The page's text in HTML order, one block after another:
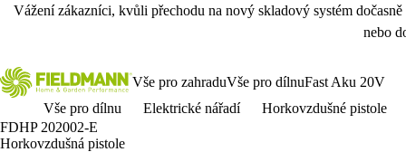
Vážení zákazníci, kvůli přechodu na nový skladový systém
nebo
Vše pro zahraduVše pro dílnuFast Aku 20V
Vše pro dílnu
Elektrické nářadí
Horkovzdušné pistole
FDHP 202002-E
Horkovzdušná pistole